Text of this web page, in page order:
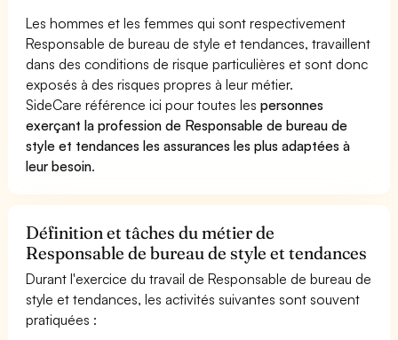
Les hommes et les femmes qui sont respectivement
Responsable de bureau de style et tendances, travaillent
dans des conditions de risque particulières et sont donc
exposés à des risques propres à leur métier.
SideCare référence ici pour toutes lespersonnes
exerçant la profession de Responsable de bureau de
style et tendances les assurances les plus adaptées à
leur besoin.
Définition et tâches du métier de
Responsable de bureau de style et tendances
Durant l'exercice du travail de Responsable de bureau de
style et tendances, les activités suivantes sont souvent
pratiquées :